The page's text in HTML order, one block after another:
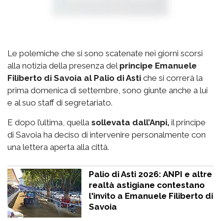
Le polemiche che si sono scatenate nei giorni scorsi
alla notizia della presenza del principe Emanuele
Filiberto di Savoia al Palio di Asti che si correrà la
prima domenica di settembre, sono giunte anche a lui
e al suo staff di segretariato.
E dopo l’ultima, quella sollevata dall’Anpi, il principe
di Savoia ha deciso di intervenire personalmente con
una lettera aperta alla città.
Palio di Asti 2026: ANPI e altre
realtà astigiane contestano
l'invito a Emanuele Filiberto di
Savoia